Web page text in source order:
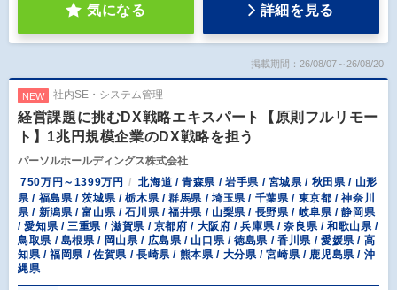
気になる 詳細を見る
掲載期間：26/08/07～26/08/20
NEW 社内SE・システム管理
経営課題に挑むDX戦略エキスパート【原則フルリモー
ト】1兆円規模企業のDX戦略を担う
パーソルホールディングス株式会社
750万円～1399万円
北海道 / 青森県 / 岩手県 / 宮城県 / 秋田県 / 山形
県 / 福島県 / 茨城県 / 栃木県 / 群馬県 / 埼玉県 / 千葉県 / 東京都 / 神奈川
県 / 新潟県 / 富山県 / 石川県 / 福井県 / 山梨県 / 長野県 / 岐阜県 / 静岡県
/ 愛知県 / 三重県 / 滋賀県 / 京都府 / 大阪府 / 兵庫県 / 奈良県 / 和歌山県 /
鳥取県 / 島根県 / 岡山県 / 広島県 / 山口県 / 徳島県 / 香川県 / 愛媛県 / 高
知県 / 福岡県 / 佐賀県 / 長崎県 / 熊本県 / 大分県 / 宮崎県 / 鹿児島県 / 沖
縄県